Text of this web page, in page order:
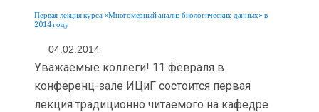
Первая лекция курса «Многомерный анализ биологических данных» в
2014 году
04.02.2014
Уважаемые коллеги! 11 февраля в
конференц-зале ИЦиГ состоится первая
лекция традиционно читаемого на кафедре